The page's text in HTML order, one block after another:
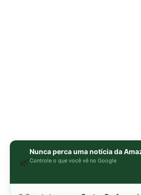
2. Toque no ⭐ ao lado de"Principais
3. Busque Revista Amazôniae marque a